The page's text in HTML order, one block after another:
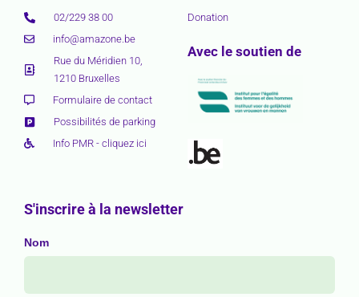
02/229 38 00
info@amazone.be
Rue du Méridien 10,
1210 Bruxelles
Formulaire de contact
Possibilités de parking
Info PMR - cliquez ici
Donation
Avec le soutien de
S'inscrire à la newsletter
Nom